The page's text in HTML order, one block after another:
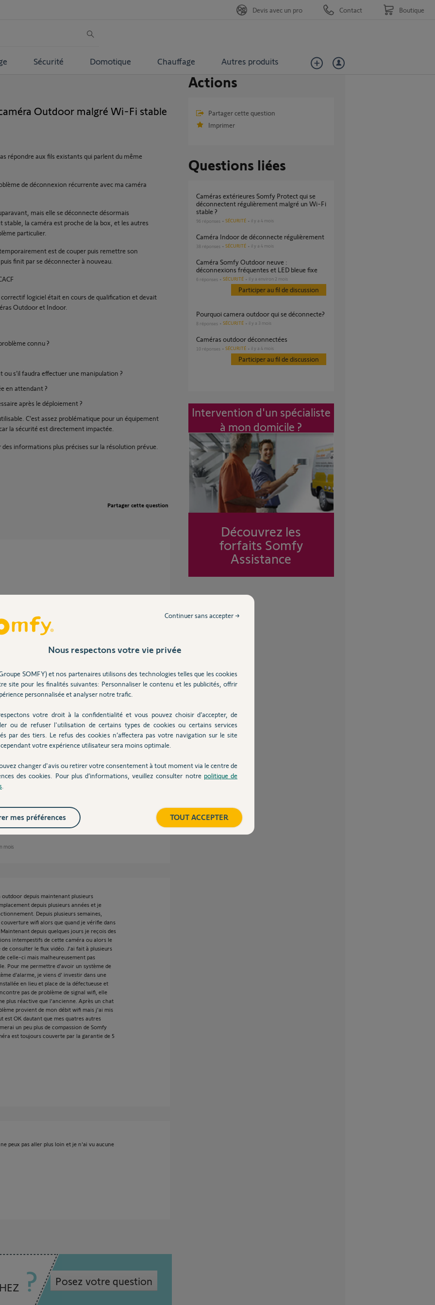
Sécurité Domotique Chauffage Autres produits
Devis avec un pro Contact Boutique
Outdoor malgré Wi-Fi stable
répondre aux fils existants qui parlent du même
de déconnexion récurrente avec ma caméra
mais elle se déconnecte désormais
la caméra est proche de la box, et les autres
particulier.
est de couper puis remettre son
finit par se déconnecter à nouveau.
correctif logiciel était en cours de qualification et devait
Outdoor et Indoor.
connu ?
s’il faudra effectuer une manipulation ?
en attendant ?
après le déploiement ?
C’est assez problématique pour un équipement
la sécurité est directement impactée.
informations plus précises sur la résolution prévue.
Partager cette question
demande d'attendre le correctif, Alors je
de retour!! quatre à cinq déconnexions
mon tel m'indiquer ces problèmes!
Mon réseau wifi est nickel, le reste de
ce correctif à distance qui nous fichera la
un mois
du 25/06, le correctif a été déployé et est
mois
depuis maintenant plusieurs
depuis plusieurs années et je
Depuis plusieurs semaines,
wifi alors que quand je vérifie dans
depuis quelques jours je reçois des
intempestifs de cette caméra ou alors le
consulter le flux vidéo. J'ai fait à plusieurs
celle-ci mais malheureusement pas
Pour me permettre d'avoir un système de
d'alarme, je viens d' investir dans une
en lieu et place de la défectueuse et
pas de problème de signal wifi, elle
plus réactive que l'ancienne. Après un chat
provient de mon débit wifi mais j'ai mis
est OK dautant que mes quatres autres
un peu plus de compassion de Somfy
est toujours couverte par la garantie de 5
peux pas aller plus loin et je n'ai vu aucune
Posez votre question
Actions
Partager cette question
Imprimer
Questions liées
Caméras extérieures Somfy Protect qui se
déconnectent régulièrement malgré un Wi-Fi
stable ?
96 réponses SÉCURITÉ il y a 4 mois
Caméra Indoor de déconnecte régulièrement
38 réponses SÉCURITÉ il y a 4 mois
Caméra Somfy Outdoor neuve :
déconnexions fréquentes et LED bleue fixe
6 réponses SÉCURITÉ il y a environ 2 mois
Participer au fil de discussion
pourquoi camera outdoor qui se déconnecte?
8 réponses SÉCURITÉ il y a 3 mois
Caméras outdoor déconnectées
10 réponses SÉCURITÉ il y a 4 mois
Participer au fil de discussion
Intervention d'un spécialiste
à mon domicile ?
Découvrez les
forfaits Somfy
Assistance
Nous respectons votre vie privée
SOMFY) et nos partenaires utilisons des technologies telles que les cookies
site pour les finalités suivantes: Personnaliser le contenu et les publicités, offrir
personnalisée et analyser notre trafic.
votre droit à la confidentialité et vous pouvez choisir d’accepter, de
ou de refuser l'utilisation de certains types de cookies ou certains services
par des tiers. Le refus des cookies n’affectera pas votre navigation sur le site
votre expérience utilisateur sera moins optimale.
changer d'avis ou retirer votre consentement à tout moment via le centre de
des cookies. Pour plus d’informations, veuillez consulter notre politique de
Continuer sans accepter →
TOUT ACCEPTER
mes préférences